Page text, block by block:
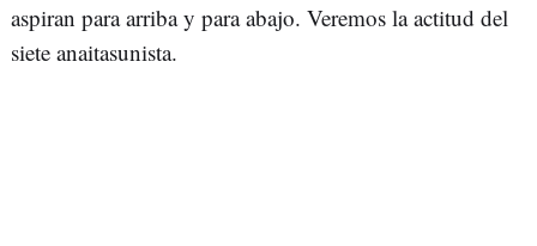
aspiran para arriba y para abajo. Veremos la actitud del
siete anaitasunista.